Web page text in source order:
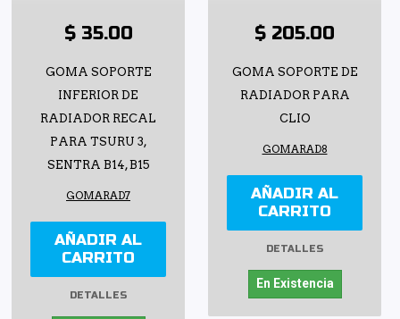
$ 35.00
GOMA SOPORTE
INFERIOR DE
RADIADOR RECAL
PARA TSURU 3,
SENTRA B14, B15
GOMARAD7
AÑADIR AL
CARRITO
DETALLES
$ 205.00
GOMA SOPORTE DE
RADIADOR PARA
CLIO
GOMARAD8
AÑADIR AL
CARRITO
DETALLES
En Existencia